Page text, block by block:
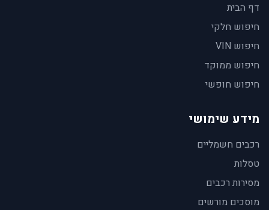
דף הבית
חיפוש חלקי
חיפוש VIN
חיפוש ממוקד
חיפוש חופשי
מידע שימושי
רכבים חשמליים
טסלות
מסירות רכבים
מוסכים מורשים